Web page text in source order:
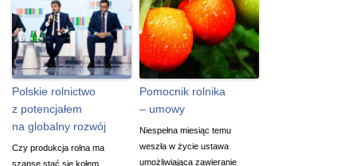
Polskie rolnictwo
z potencjałem
na globalny rozwój
Czy produkcja rolna ma
szanse stać się kołem
Pomocnik rolnika
– umowy
Niespełna miesiąc temu
weszła w życie ustawa
umożliwiająca zawieranie